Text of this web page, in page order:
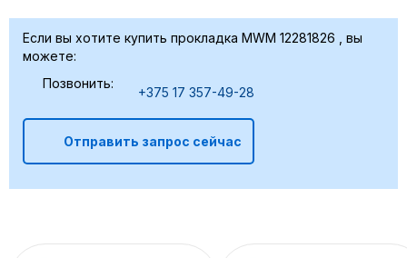
Если вы хотите купить прокладка MWM 12281826 , вы
можете:
Позвонить:
+375 17 357-49-28
Отправить запрос сейчас